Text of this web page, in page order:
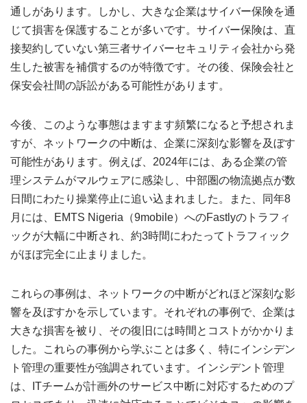
通しがあります。しかし、大きな企業はサイバー保険を通
じて損害を保護することが多いです。サイバー保険は、直
接契約していない第三者サイバーセキュリティ会社から発
生した被害を補償するのが特徴です。その後、保険会社と
保安会社間の訴訟がある可能性があります。
今後、このような事態はますます頻繁になると予想されま
すが、ネットワークの中断は、企業に深刻な影響を及ぼす
可能性があります。例えば、2024年には、ある企業の管
理システムがマルウェアに感染し、中部圏の物流拠点が数
日間にわたり操業停止に追い込まれました。また、同年8
月には、EMTS Nigeria（9mobile）へのFastlyのトラフィ
ックが大幅に中断され、約3時間にわたってトラフィック
がほぼ完全に止まりました。
これらの事例は、ネットワークの中断がどれほど深刻な影
響を及ぼすかを示しています。それぞれの事例で、企業は
大きな損害を被り、その復旧には時間とコストがかかりま
した。これらの事例から学ぶことは多く、特にインシデン
ト管理の重要性が強調されています。インシデント管理
は、ITチームが計画外のサービス中断に対応するためのプ